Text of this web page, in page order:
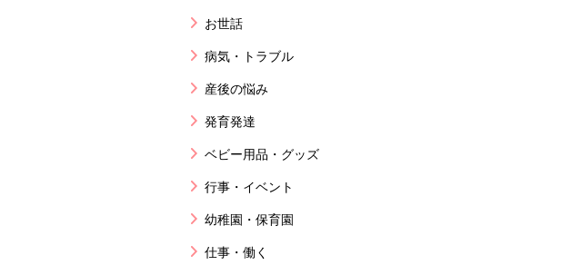
お世話
病気・トラブル
産後の悩み
発育発達
ベビー用品・グッズ
行事・イベント
幼稚園・保育園
仕事・働く